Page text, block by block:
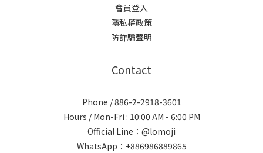
會員登入
隱私權政策
防詐騙聲明
Contact
Phone / 886-2-2918-3601
Hours / Mon-Fri : 10:00 AM - 6:00 PM
Official Line：@lomoji
WhatsApp：+886986889865